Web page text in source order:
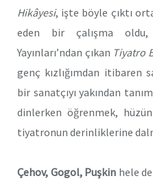
Hikâyesi, işte böyle çıktı
eden bir çalışma oldu,
Yayınları’ndan çıkan Tiyatro
genç kızlığımdan itibaren
bir sanatçıyı yakından
dinlerken öğrenmek,
tiyatronun derinliklerine
Çehov, Gogol, Puşkin hele de